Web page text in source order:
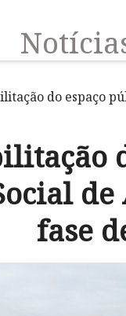
do espaço
de
fase